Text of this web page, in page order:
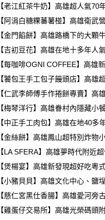
【老江紅茶牛奶】高雄超人氣
【阿涓白糖粿蕃薯椪】高雄衛武
【金門餡餅】高雄路橋下的大顆
【吉初豆花】高雄在地十多年人
【每咖啡OGNI COFFEE】高雄
【饕包王手工包子饅頭店】高雄
【仁武李師傅手作捲餅專賣】高
【梅琴洋行】高雄眷村內隱藏小
【中正手工肉包】高雄在地40
【金絲餅】高雄鳳山超特別炸物
【LA SFERA】高雄夢時代附近
【煲楊宴】高雄新發現超好吃粵
【小豬貝貝】高雄文化中心、鹽
【慈仁宮黑仕香腸】高雄愛河旁
【雞蛋仔交易所】高雄光榮碼頭